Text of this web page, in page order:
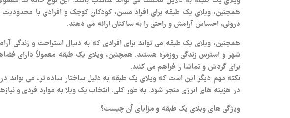
همچنین، ویلای یک طبقه برای افراد مسن، کودکان کوچک و افرادی با
درونی، احساس آرامش و راحتی را به ساکنان ارائه می‌ دهند.
همچنین، ویلای یک طبقه می‌ تواند برای افرادی که به دنبال استراحت و زندگی
شهر و استرس زندگی روزمره هستند. همچنین، ویلای یک طبقه معمولاً دارای
برای گردش و تماشا را فراهم می‌ کنند.
نکته مهم دیگر این است که ویلای یک طبقه به دلیل ساختار ساده‌ تر، می‌ تواند
در هزینه‌ های انرژی منجر شود. به طور کلی، انتخاب یک ویلا به موارد فردی و
ویژگی های ویلای یک طبقه و مزایای آن چیست؟